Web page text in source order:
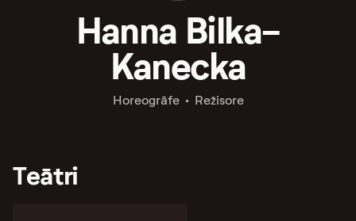
Hanna Bilka-
Kanecka
Horeogrāfe Režisore
Teātri